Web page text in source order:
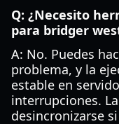
Q: ¿Necesito
para bridger
A: No. Puedes
problema, y la
estable en
interrupciones.
desincronizarse